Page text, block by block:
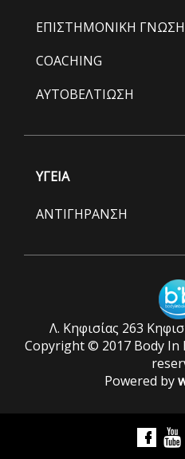
ΕΠΙΣΤΗΜΟΝΙΚΗ ΓΝΩΣΗ
COACHING
ΑΥΤΟΒΕΛΤΙΩΣΗ
ΥΓΕΙΑ
ΑΝΤΙΓΗΡΑΝΣΗ
Λ. Κηφισίας 263
Copyright © 2017 Body In
Powered by